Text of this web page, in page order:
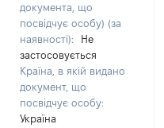
документа, що
посвідчує особу) (за
наявності):
Не
застосовується
Країна, в якій видано
документ, що
посвідчує особу:
Україна